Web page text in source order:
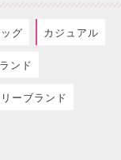
グ カジュアル
ンド
ーブランド